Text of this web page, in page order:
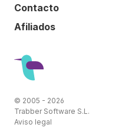
Contacto
Afiliados
© 2005 - 2026
Trabber Software S.L.
Aviso legal